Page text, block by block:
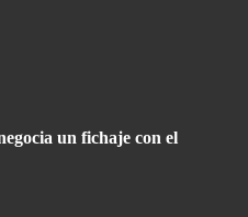
un fichaje con el